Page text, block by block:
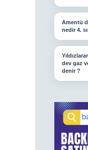
Amentü
nedir 4.
dev gaz
denir ?